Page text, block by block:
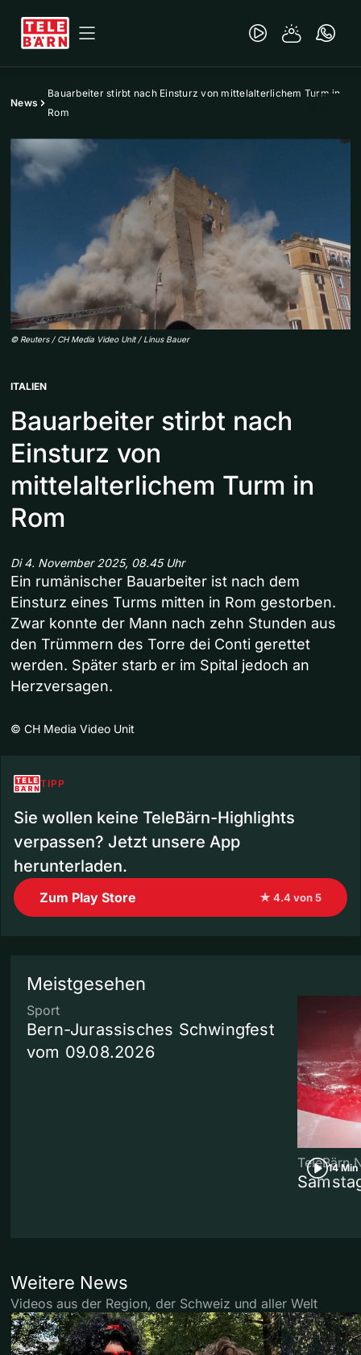
News
Bauarbeiter stirbt nach Einsturz von mittelalterlichem Turm in
Rom
© Reuters / CH Media Video Unit / Linus Bauer
ITALIEN
Bauarbeiter stirbt nach
Einsturz von
mittelalterlichem Turm in
Rom
Di 4. November 2025, 08.45 Uhr
Ein rumänischer Bauarbeiter ist nach dem
Einsturz eines Turms mitten in Rom gestorben.
Zwar konnte der Mann nach zehn Stunden aus
den Trümmern des Torre dei Conti gerettet
werden. Später starb er im Spital jedoch an
Herzversagen.
© CH Media Video Unit
TIPP
Sie wollen keine TeleBärn-Highlights
verpassen? Jetzt unsere App
herunterladen.
Zum Play Store ★ 4.4 von 5
Meistgesehen
Sport
Bern-Jurassisches Schwingfest
vom 09.08.2026
14 Min
TeleBärn
Weitere News
Videos aus der Region, der Schweiz und aller Welt